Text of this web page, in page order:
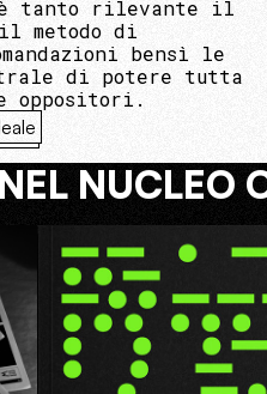
è tanto rilevante il
metodo di
bensì le
di potere tutta
oppositori.
NUCLEO